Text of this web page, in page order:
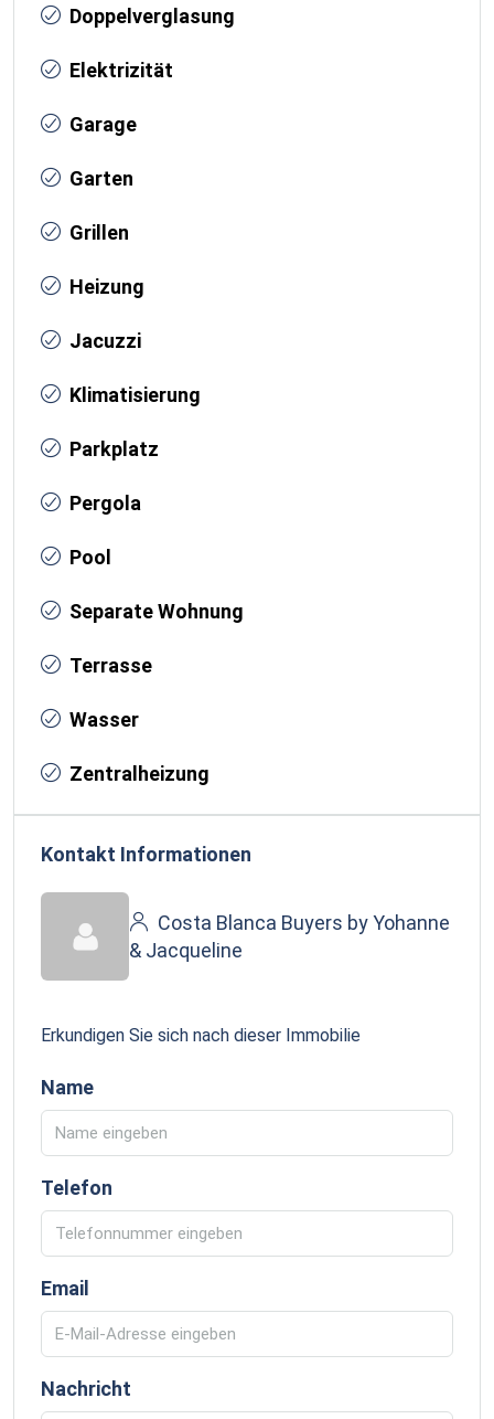
Doppelverglasung
Elektrizität
Garage
Garten
Grillen
Heizung
Jacuzzi
Klimatisierung
Parkplatz
Pergola
Pool
Separate Wohnung
Terrasse
Wasser
Zentralheizung
Kontakt Informationen
Costa Blanca Buyers by Yohanne
& Jacqueline
Erkundigen Sie sich nach dieser Immobilie
Name
Telefon
Email
Nachricht